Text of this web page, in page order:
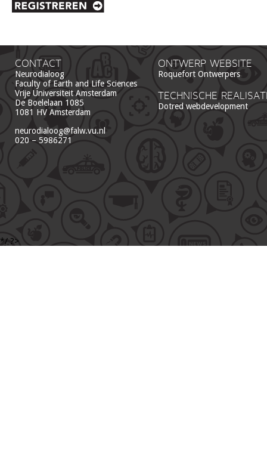
CONTACT
Neurodialoog
Faculty of Earth and Life Sciences
Vrije Universiteit Amsterdam
De Boelelaan 1085
1081 HV Amsterdam
neurodialoog@falw.vu.nl
020 – 5986271
ONTWERP WEBSITE
Roquefort Ontwerpers
TECHNISCHE
Dotred webdevelopment
*/ ?>